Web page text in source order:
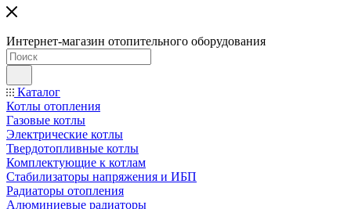
Интернет-магазин отопительного оборудования
Каталог
Котлы отопления
Газовые котлы
Электрические котлы
Твердотопливные котлы
Комплектующие к котлам
Стабилизаторы напряжения и ИБП
Радиаторы отопления
Алюминиевые радиаторы